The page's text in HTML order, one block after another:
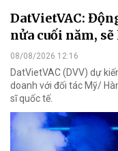
DatVietVAC:
nửa cuối năm,
08/08/2026 12:16
DatVietVAC (DVV) dự
doanh với đối tác Mỹ/
sĩ quốc tế.